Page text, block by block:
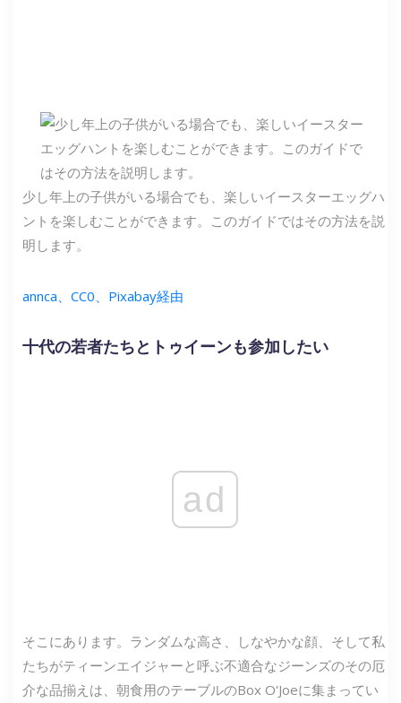
少し年上の子供がいる場合でも、楽しいイースターエッグハ
ントを楽しむことができます。このガイドではその方法を説
明します。
annca、CC0、Pixabay経由
十代の若者たちとトゥイーンも参加したい
ad
そこにあります。ランダムな高さ、しなやかな顔、そして私
たちがティーンエイジャーと呼ぶ不適合なジーンズのその厄
介な品揃えは、朝食用のテーブルのBox O'Joeに集まってい